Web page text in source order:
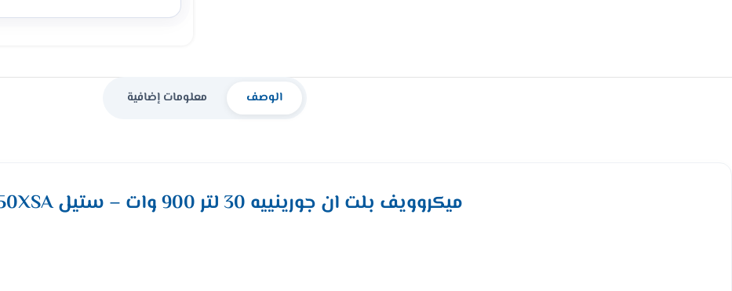
الوصف معلومات إضافية
ميكروويف بلت ان جورينييه 30 لتر 900 وات – ستيل BM5350XSA